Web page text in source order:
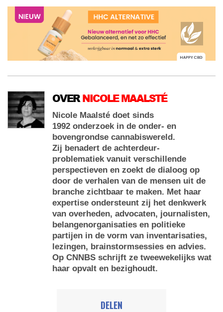
OVERNICOLE MAALSTÉ
Nicole Maalsté doet sinds
1992 onderzoek in de onder- en
bovengrondse cannabiswereld.
Zij benadert de achterdeur-
problematiek vanuit verschillende
perspectieven en zoekt de dialoog op
door de verhalen van de mensen uit de
branche zichtbaar te maken. Met haar
expertise ondersteunt zij het denkwerk
van overheden, advocaten, journalisten,
belangenorganisaties en politieke
partijen in de vorm van inventarisaties,
lezingen, brainstormsessies en advies.
Op CNNBS schrijft ze tweewekelijks wat
haar opvalt en bezighoudt.
DELEN